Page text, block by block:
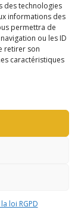
des technologies
informations des
permettra de
ou les ID
retirer son
caractéristiques
loi RGPD